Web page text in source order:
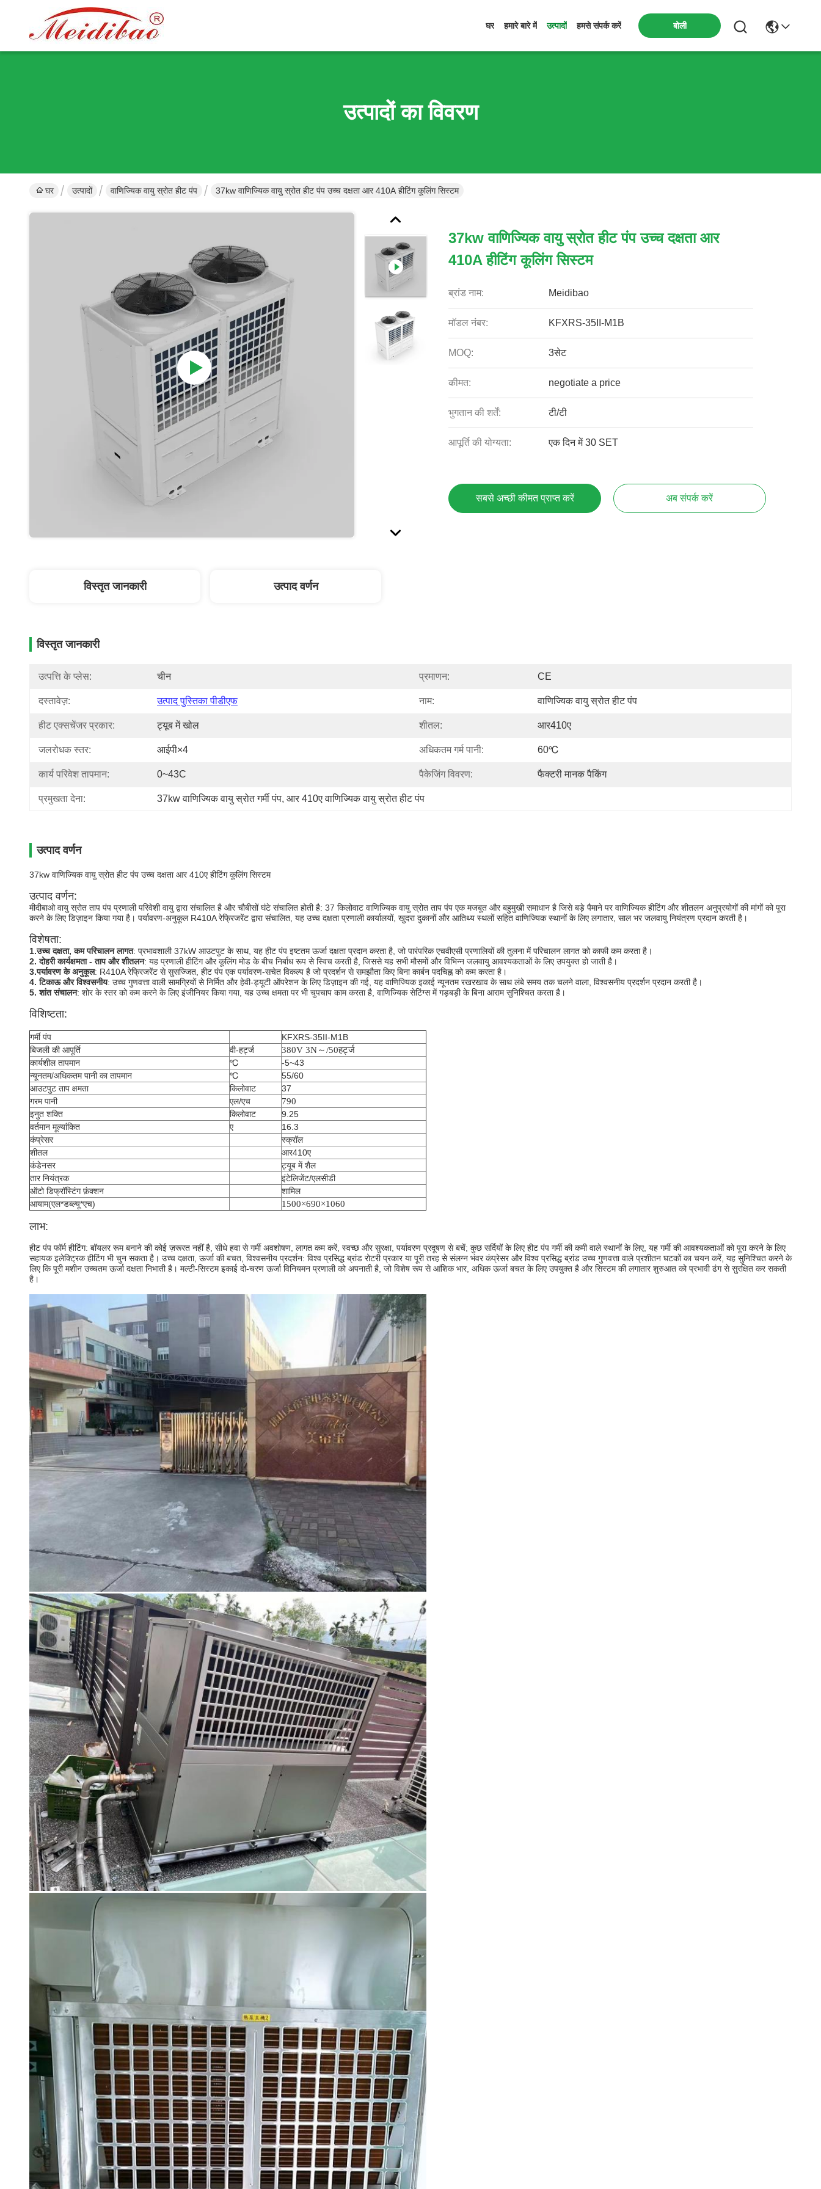
घर हमारे बारे में उत्पादों हमसे संपर्क करें बोली
उत्पादों का विवरण
घर उत्पादों वाणिज्यिक वायु स्रोत हीट पंप 37kw वाणिज्यिक वायु स्रोत हीट पंप उच्च दक्षता आर 410A हीटिंग कूलिंग सिस्टम
37kw वाणिज्यिक वायु स्रोत हीट पंप उच्च दक्षता आर
410A हीटिंग कूलिंग सिस्टम
ब्रांड नाम: Meidibao
मॉडल नंबर: KFXRS-35II-M1B
MOQ: 3सेट
कीमत: negotiate a price
भुगतान की शर्तें: टी/टी
आपूर्ति की योग्यता: एक दिन में 30 SET
सबसे अच्छी कीमत प्राप्त करें अब संपर्क करें
विस्तृत जानकारी उत्पाद वर्णन
विस्तृत जानकारी
उत्पत्ति के प्लेस: चीन प्रमाणन: CE
दस्तावेज़: उत्पाद पुस्तिका पीडीएफ नाम: वाणिज्यिक वायु स्रोत हीट पंप
हीट एक्सचेंजर प्रकार: ट्यूब में खोल शीतल: आर410ए
जलरोधक स्तर: आईपी×4 अधिकतम गर्म पानी: 60℃
कार्य परिवेश तापमान: 0~43C पैकेजिंग विवरण: फैक्टरी मानक पैकिंग
प्रमुखता देना: 37kw वाणिज्यिक वायु स्रोत गर्मी पंप, आर 410ए वाणिज्यिक वायु स्रोत हीट पंप
उत्पाद वर्णन
37kw वाणिज्यिक वायु स्रोत हीट पंप उच्च दक्षता आर 410ए हीटिंग कूलिंग सिस्टम
उत्पाद वर्णन:
मीदीबाओ वायु स्रोत ताप पंप प्रणाली परिवेशी वायु द्वारा संचालित है और चौबीसों घंटे संचालित होती है: 37 किलोवाट वाणिज्यिक वायु स्रोत ताप पंप एक मजबूत और बहुमुखी समाधान है जिसे बड़े पैमाने पर वाणिज्यिक हीटिंग और शीतलन अनुप्रयोगों की मांगों को पूरा
करने के लिए डिज़ाइन किया गया है। पर्यावरण-अनुकूल R410A रेफ्रिजरेंट द्वारा संचालित, यह उच्च दक्षता प्रणाली कार्यालयों, खुदरा दुकानों और आतिथ्य स्थलों सहित वाणिज्यिक स्थानों के लिए लगातार, साल भर जलवायु नियंत्रण प्रदान करती है।
विशेषता:
1.उच्च दक्षता, कम परिचालन लागत: प्रभावशाली 37kW आउटपुट के साथ, यह हीट पंप इष्टतम ऊर्जा दक्षता प्रदान करता है, जो पारंपरिक एचवीएसी प्रणालियों की तुलना में परिचालन लागत को काफी कम करता है।
2. दोहरी कार्यक्षमता - ताप और शीतलन: यह प्रणाली हीटिंग और कूलिंग मोड के बीच निर्बाध रूप से स्विच करती है, जिससे यह सभी मौसमों और विभिन्न जलवायु आवश्यकताओं के लिए उपयुक्त हो जाती है।
3.पर्यावरण के अनुकूल: R410A रेफ्रिजरेंट से सुसज्जित, हीट पंप एक पर्यावरण-सचेत विकल्प है जो प्रदर्शन से समझौता किए बिना कार्बन पदचिह्न को कम करता है।
4. टिकाऊ और विश्वसनीय: उच्च गुणवत्ता वाली सामग्रियों से निर्मित और हेवी-ड्यूटी ऑपरेशन के लिए डिज़ाइन की गई, यह वाणिज्यिक इकाई न्यूनतम रखरखाव के साथ लंबे समय तक चलने वाला, विश्वसनीय प्रदर्शन प्रदान करती है।
5. शांत संचालन: शोर के स्तर को कम करने के लिए इंजीनियर किया गया, यह उच्च क्षमता पर भी चुपचाप काम करता है, वाणिज्यिक सेटिंग्स में गड़बड़ी के बिना आराम सुनिश्चित करता है।
विशिष्टता:
गर्मी पंप
KFXRS-35II-M1B
बिजली की आपूर्ति
वी-हर्ट्ज 380V 3N～/50हर्ट्ज
कार्यशील तापमान
℃
-5~43
न्यूनतम/अधिकतम पानी का तापमान
℃
55/60
आउटपुट ताप क्षमता
किलोवाट
37
गरम पानी
एल/एच
790
इनुत शक्ति
किलोवाट
9.25
वर्तमान मूल्यांकित
ए
16.3
कंप्रेसर
स्क्रॉल
शीतल
आर410ए
कंडेनसर
ट्यूब में शैल
तार नियंत्रक
इंटेलिजेंट/एलसीडी
ऑटो डिफ्रॉस्टिंग फ़ंक्शन
शामिल
आयाम(एल*डब्ल्यू*एच)
1500×690×1060
लाभ:
हीट पंप फॉर्म हीटिंग: बॉयलर रूम बनाने की कोई ज़रूरत नहीं है, सीधे हवा से गर्मी अवशोषण, लागत कम करें, स्वच्छ और सुरक्षा, पर्यावरण प्रदूषण से बचें; कुछ सर्दियों के लिए हीट पंप गर्मी की कमी वाले स्थानों के लिए, यह गर्मी की आवश्यकताओं को पूरा करने के लिए
सहायक इलेक्ट्रिक हीटिंग भी चुन सकता है। उच्च दक्षता, ऊर्जा की बचत, विश्वसनीय प्रदर्शन: विश्व प्रसिद्ध ब्रांड रोटरी प्रकार या पूरी तरह से संलग्न भंवर कंप्रेसर और विश्व प्रसिद्ध ब्रांड उच्च गुणवत्ता वाले प्रशीतन घटकों का चयन करें, यह सुनिश्चित करने के
लिए कि पूरी मशीन उच्चतम ऊर्जा दक्षता निभाती है। मल्टी-सिस्टम इकाई दो-चरण ऊर्जा विनियमन प्रणाली को अपनाती है, जो विशेष रूप से आंशिक भार, अधिक ऊर्जा बचत के लिए उपयुक्त है और सिस्टम की लगातार शुरुआत को प्रभावी ढंग से सुरक्षित कर सकती
है।